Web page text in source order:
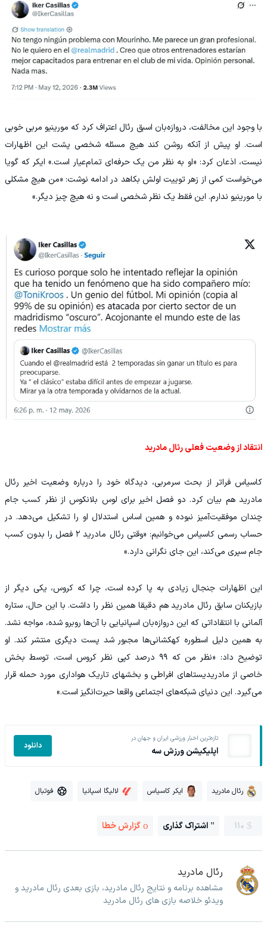
با وجود این مخالفت، دروازه‌بان اسبق رئال اعتراف کرد که مورینیو مربی خوبی
است. او پیش از آنکه روشن کند هیچ مسئله شخصی پشت این اظهارات
نیست، اذعان کرد: «او به نظر من یک حرفه‌ای تمام‌عیار است.» ایکر که گویا
می‌خواست کمی از زهر توییت اولش بکاهد در ادامه نوشت: «من هیچ مشکلی
با مورینیو ندارم. این فقط یک نظر شخصی است و نه هیچ چیز دیگر.»
انتقاد از وضعیت فعلی رئال مادرید
کاسیاس فراتر از بحث سرمربی، دیدگاه خود را درباره وضعیت اخیر رئال
مادرید هم بیان کرد. دو فصل اخیر برای لوس بلانکوس از نظر کسب جام
چندان موفقیت‌آمیز نبوده و همین اساس استدلال او را تشکیل می‌دهد. در
حساب رسمی کاسیاس می‌خوانیم: «وقتی رئال مادرید ۲ فصل را بدون کسب
جام سپری می‌کند، این جای نگرانی دارد.»
این اظهارات جنجال زیادی به پا کرده است، چرا که کروس، یکی دیگر از
بازیکنان سابق رئال مادرید هم دقیقا همین نظر را داشت. با این حال، ستاره
آلمانی با انتقاداتی که این دروازه‌بان اسپانیایی با آن‌ها روبرو شده، مواجه نشد.
به همین دلیل اسطوره کهکشانی‌ها مجبور شد پست دیگری منتشر کند. او
توضیح داد: «نظر من که ۹۹ درصد کپی نظر کروس است، توسط بخش
خاصی از مادریدیستاهای افراطی و بخشهای تاریک هواداری مورد حمله قرار
می‌گیرد. این دنیای شبکه‌های اجتماعی واقعا حیرت‌انگیز است.»
تازه‌ترین اخبار ورزشی ایران و جهان در
اپلیکیشن ورزش سه دانلود
رئال مادرید ایکر کاسیاس لالیگا اسپانیا فوتبال
110 اشتراک گذاری گزارش خطا
رئال مادرید
مشاهده برنامه و نتایج رئال مادرید، بازی بعدی رئال مادرید و
ویدئو خلاصه بازی های رئال مادرید